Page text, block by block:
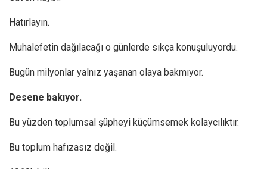
Hatırlayın.
Muhalefetin dağılacağı o günlerde sıkça konuşuluyordu.
Bugün milyonlar yalnız yaşanan olaya bakmıyor.
Desene bakıyor.
Bu yüzden toplumsal şüpheyi küçümsemek kolaycılıktır.
Bu toplum hafızasız değil.